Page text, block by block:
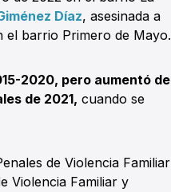
Díaz, asesinada a
el barrio Primero de Mayo.
2020, pero aumentó de
de 2021, cuando se
de Violencia Familiar
Violencia Familiar y